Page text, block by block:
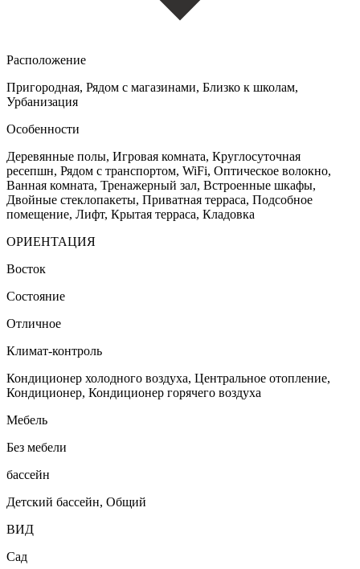
Расположение
Пригородная, Рядом с магазинами, Близко к школам,
Урбанизация
Особенности
Деревянные полы, Игровая комната, Круглосуточная
ресепшн, Рядом с транспортом, WiFi, Оптическое волокно,
Ванная комната, Тренажерный зал, Встроенные шкафы,
Двойные стеклопакеты, Приватная терраса, Подсобное
помещение, Лифт, Крытая терраса, Кладовка
ОРИЕНТАЦИЯ
Восток
Состояние
Отличное
Климат-контроль
Кондиционер холодного воздуха, Центральное отопление,
Кондиционер, Кондиционер горячего воздуха
Мебель
Без мебели
бассейн
Детский бассейн, Общий
ВИД
Сад